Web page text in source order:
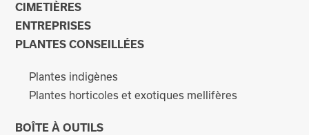
CIMETIÈRES
ENTREPRISES
PLANTES CONSEILLÉES
Plantes indigènes
Plantes horticoles et exotiques mellifères
BOÎTE À OUTILS